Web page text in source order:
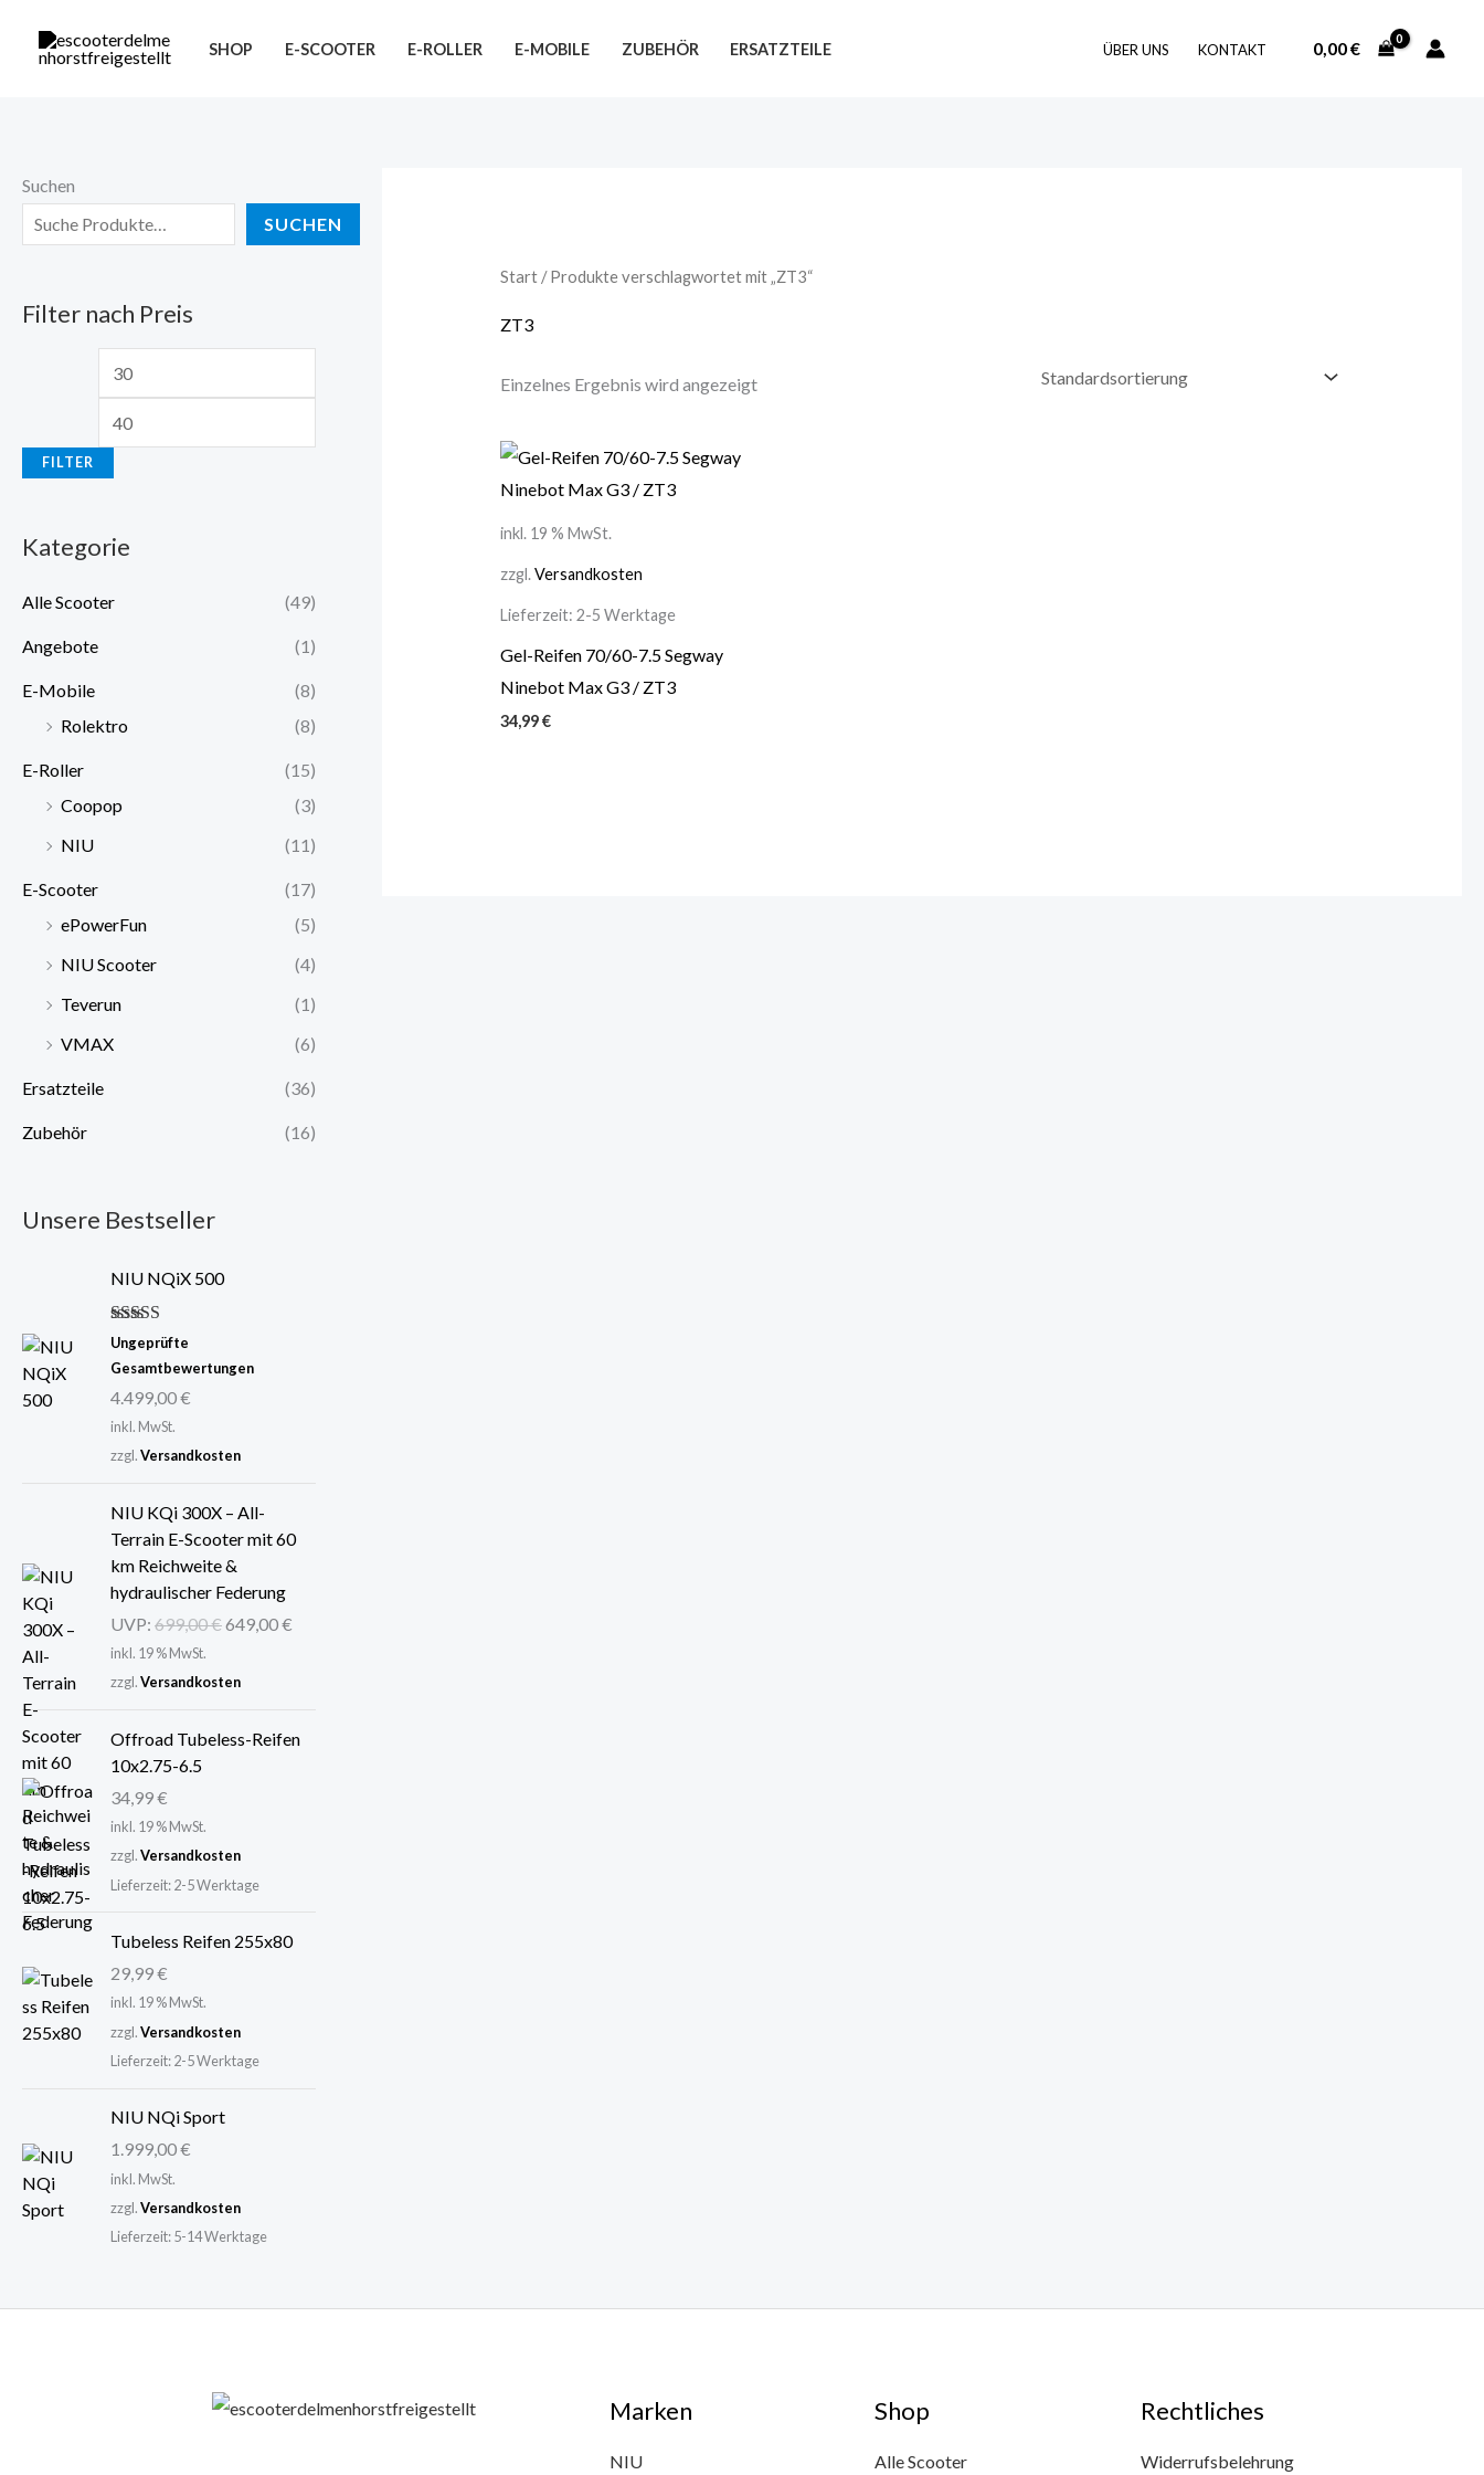
Inhalt
SHOP E-SCOOTER E-ROLLER E-MOBILE ZUBEHÖR ERSATZTEILE ÜBER UNS KONTAKT 0,00€
Suchen
SUCHEN
Filter nach Preis
i
e
s
a
r
e
FILTER
Kategorie
Alle Scooter (49)
Angebote (1)
E-Mobile
(8)
Rolektro
(8)
E-Roller
(15)
Coopop
(3)
NIU
(11)
E-Scooter
(17)
ePowerFun
(5)
NIU Scooter
(4)
Teverun
(1)
VMAX
(6)
Ersatzteile (36)
Zubehör (16)
Unsere Bestseller
NIU NQiX 500
Bewertet mit
5.00
von 5
Ungeprüfte
Gesamtbewertungen
4.499,00€
inkl. MwSt.
zzgl.Versandkosten
NIU KQi 300X – All-
Terrain E-Scooter mit 60
km Reichweite &
hydraulischer Federung
UVP: 699,00€
s
p
r
ü
g
i
r
i
a
r
6
0
0
649,00€
t
P
:
inkl. 19 % MwSt.
zzgl.Versandkosten
Offroad Tubeless-Reifen
10x2.75-6.5
34,99€
inkl. 19 % MwSt.
zzgl.Versandkosten
Lieferzeit:2-5 Werktage
Tubeless Reifen 255x80
29,99€
inkl. 19 % MwSt.
zzgl.Versandkosten
Lieferzeit:2-5 Werktage
NIU NQi Sport
1.999,00€
inkl. MwSt.
zzgl.Versandkosten
Lieferzeit:5-14 Werktage
Start/ Produkte verschlagwortet mit „ZT3“
ZT3
Einzelnes Ergebnis wird angezeigt
inkl. 19 % MwSt.
zzgl.Versandkosten
Lieferzeit: 2-5 Werktage
Gel-Reifen 70/60-7.5 Segway
Ninebot Max G3 / ZT3
34,99€
Marken
NIU
Shop
Alle Scooter
Rechtliches
Widerrufsbelehrung